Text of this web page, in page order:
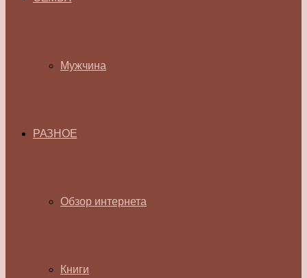
Мужчина
РАЗНОЕ
Обзор интернета
Книги